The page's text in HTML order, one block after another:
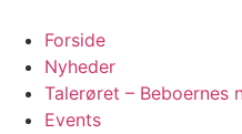
indhold
Forside
Nyheder
Talerøret – Beboernes
Events